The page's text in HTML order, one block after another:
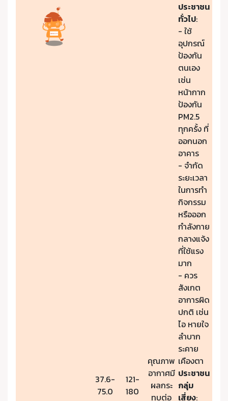
37.6-
75.0
121-
180
คุณภาพ
อากาศมี
ผลกระ
ทบต่อ
ประชาชน
ทั่วไป:
- ใช้
อุปกรณ์
ป้องกัน
ตนเอง
เช่น
หน้ากาก
ป้องกัน
PM2.5
ทุกครั้ง ที่
ออกนอก
อาคาร
- จำกัด
ระยะเวลา
ในการทำ
กิจกรรม
หรือออก
กำลังกาย
กลางแจ้ง
ที่ใช้แรง
มาก
- ควร
สังเกต
อาการผิด
ปกติ เช่น
ไอ หายใจ
ลำบาก
ระคาย
เคืองตา
ประชาชน
กลุ่ม
เสี่ยง: